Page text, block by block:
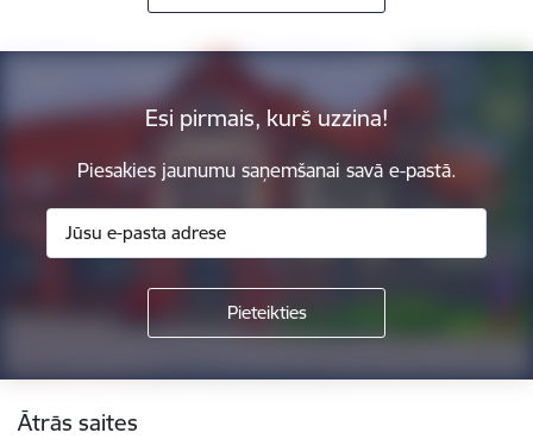
Esi pirmais, kurš uzzina!
Piesakies jaunumu saņemšanai savā e-pastā.
Ātrās saites